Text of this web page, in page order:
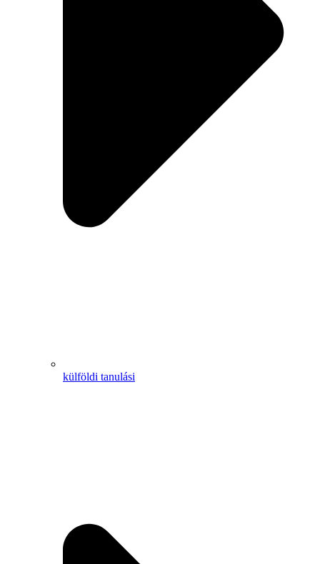
külföldi tanulási